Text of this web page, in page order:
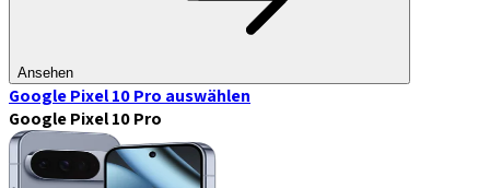
Ansehen
Google Pixel 10 Pro auswählen
Google Pixel 10 Pro